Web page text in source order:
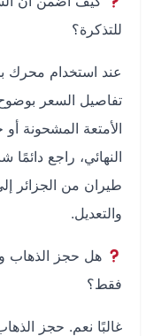
للتذكرة؟
عند استخدام محرك بحث
تفاصيل السعر بوضوح،
الأمتعة المشحونة أو
النهائي، راجع دائمًا
طيران من الجزائر إلى
والتعديل.
هل حجز الذهاب
غالبًا نعم. حجز الذهاب